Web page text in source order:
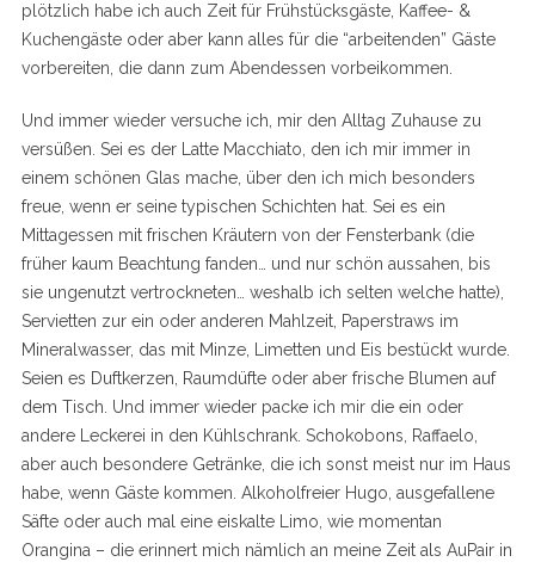
plötzlich habe ich auch Zeit für Frühstücksgäste, Kaffee- &
Kuchengäste oder aber kann alles für die “arbeitenden” Gäste
vorbereiten, die dann zum Abendessen vorbeikommen.
Und immer wieder versuche ich, mir den Alltag Zuhause zu
versüßen. Sei es der Latte Macchiato, den ich mir immer in
einem schönen Glas mache, über den ich mich besonders
freue, wenn er seine typischen Schichten hat. Sei es ein
Mittagessen mit frischen Kräutern von der Fensterbank (die
früher kaum Beachtung fanden… und nur schön aussahen, bis
sie ungenutzt vertrockneten… weshalb ich selten welche hatte),
Servietten zur ein oder anderen Mahlzeit, Paperstraws im
Mineralwasser, das mit Minze, Limetten und Eis bestückt wurde.
Seien es Duftkerzen, Raumdüfte oder aber frische Blumen auf
dem Tisch. Und immer wieder packe ich mir die ein oder
andere Leckerei in den Kühlschrank. Schokobons, Raffaelo,
aber auch besondere Getränke, die ich sonst meist nur im Haus
habe, wenn Gäste kommen. Alkoholfreier Hugo, ausgefallene
Säfte oder auch mal eine eiskalte Limo, wie momentan
Orangina – die erinnert mich nämlich an meine Zeit als AuPair in